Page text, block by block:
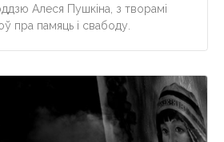
Алеся Пушкіна, з творамі
пра памяць і свабоду.